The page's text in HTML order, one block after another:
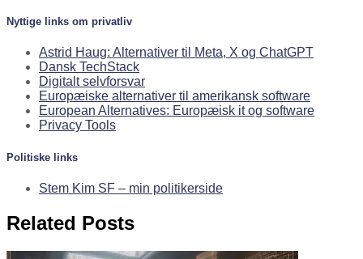
Nyttige links om privatliv
Astrid Haug: Alternativer til Meta, X og ChatGPT
Dansk TechStack
Digitalt selvforsvar
Europæiske alternativer til amerikansk software
European Alternatives: Europæisk it og software
Privacy Tools
Politiske links
Stem Kim SF – min politikerside
Related Posts